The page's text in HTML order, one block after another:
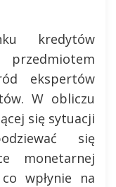
kredytów
ekspertów
W obliczu
się sytuacji
się
monetarnej
wpłynie na